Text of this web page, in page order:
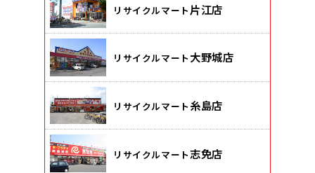
リサイクルマート 片江店
リサイクルマート 大野城店
リサイクルマート 糸島店
リサイクルマート志免店